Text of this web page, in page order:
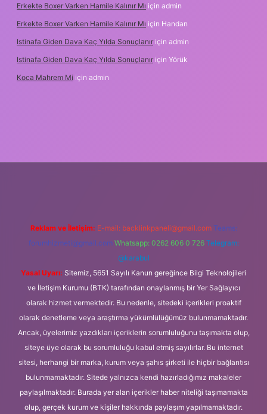
Erkekte Boxer Varken Hamile Kalınır Mı için admin
Erkekte Boxer Varken Hamile Kalınır Mı için Handan
Istinafa Giden Dava Kaç Yılda Sonuçlanır için admin
Istinafa Giden Dava Kaç Yılda Sonuçlanır için Yörük
Koca Mahrem Mi için admin
Reklam ve İletişim: E-mail: backlinkpaneli@gmail.com Teams:
forumhizmeti@gmail.com Whatsapp: 0262 606 0 726 Telegram:
@karabul
Yasal Uyarı: Sitemiz, 5651 Sayılı Kanun gereğince Bilgi Teknolojileri
ve İletişim Kurumu (BTK) tarafından onaylanmış bir Yer Sağlayıcı
olarak hizmet vermektedir. Bu nedenle, sitedeki içerikleri proaktif
olarak denetleme veya araştırma yükümlülüğümüz bulunmamaktadır.
Ancak, üyelerimiz yazdıkları içeriklerin sorumluluğunu taşımakta olup,
siteye üye olarak bu sorumluluğu kabul etmiş sayılırlar. Bu internet
sitesi, herhangi bir marka, kurum veya şahıs şirketi ile hiçbir bağlantısı
bulunmamaktadır. Sitede yalnızca kendi hazırladığımız makaleler
paylaşılmaktadır. Burada yer alan içerikler haber niteliği taşımamakta
olup, gerçek kurum ve kişiler hakkında paylaşım yapılmamaktadır.